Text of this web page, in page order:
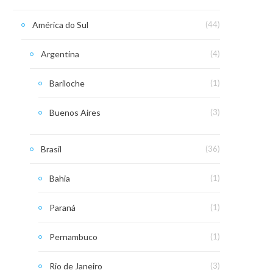
América do Sul (44)
Argentina (4)
Bariloche (1)
Buenos Aires (3)
Brasil (36)
Bahia (1)
Paraná (1)
Pernambuco (1)
Rio de Janeiro (3)